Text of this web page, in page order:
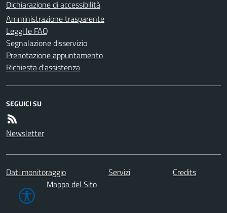
Dichiarazione di accessibilità
Amministrazione trasparente
Leggi le FAQ
Segnalazione disservizio
Prenotazione appuntamento
Richiesta d'assistenza
SEGUICI SU
Newsletter
Dati monitoraggio Servizi
Credits
Mappa del Sito